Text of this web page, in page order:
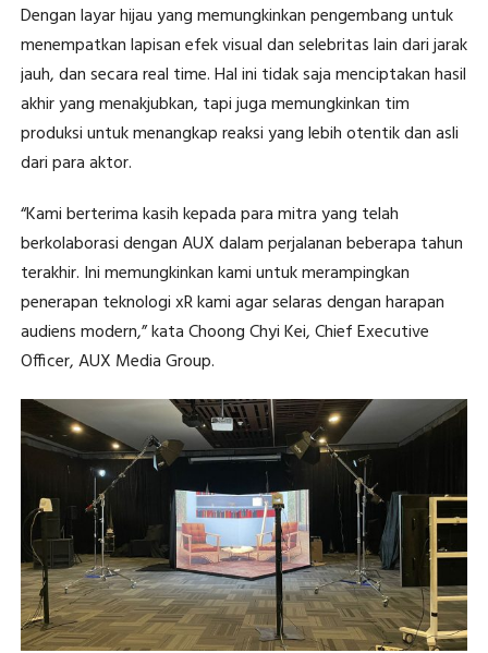
Dengan layar hijau yang memungkinkan pengembang untuk
menempatkan lapisan efek visual dan selebritas lain dari jarak
jauh, dan secara real time. Hal ini tidak saja menciptakan hasil
akhir yang menakjubkan, tapi juga memungkinkan tim
produksi untuk menangkap reaksi yang lebih otentik dan asli
dari para aktor.
“Kami berterima kasih kepada para mitra yang telah
berkolaborasi dengan AUX dalam perjalanan beberapa tahun
terakhir. Ini memungkinkan kami untuk merampingkan
penerapan teknologi xR kami agar selaras dengan harapan
audiens modern,” kata Choong Chyi Kei, Chief Executive
Officer, AUX Media Group.